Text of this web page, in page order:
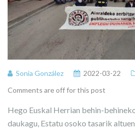
Sonia González 2022-03-22
Comments are off for this post
Hego Euskal Herrian behin-
daukagu, Estatu osoko tasarik